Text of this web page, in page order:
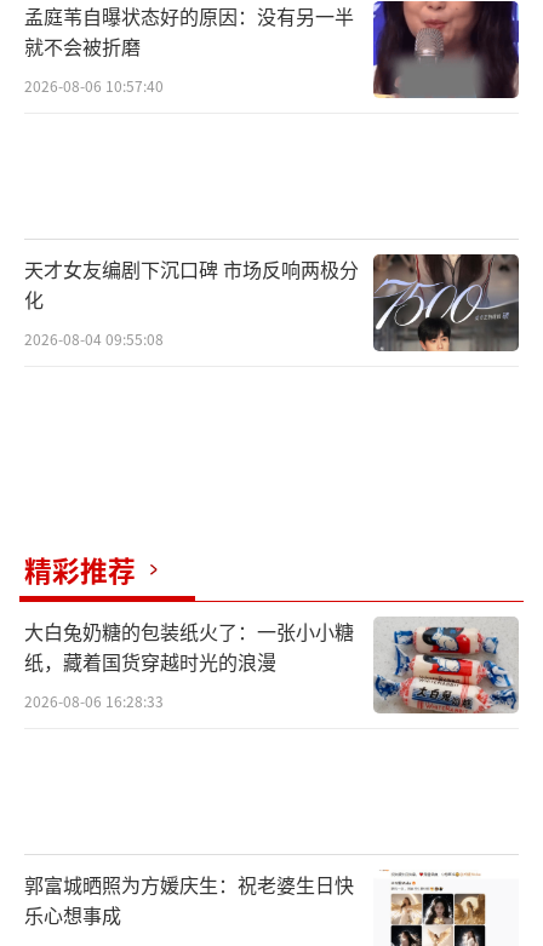
孟庭苇自曝状态好的原因：没有另一半
就不会被折磨
2026-08-06 10:57:40
天才女友编剧下沉口碑 市场反响两极分
化
2026-08-04 09:55:08
精彩推荐
大白兔奶糖的包装纸火了：一张小小糖
纸，藏着国货穿越时光的浪漫
2026-08-06 16:28:33
郭富城晒照为方媛庆生：祝老婆生日快
乐心想事成